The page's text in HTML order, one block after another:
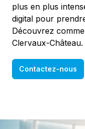
plus en plus
digital pour
Découvrez
Clervaux-Château.
Contactez-nous